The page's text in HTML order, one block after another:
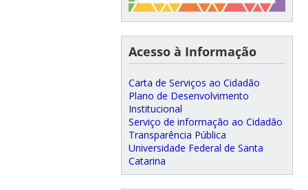
Acesso à Informação
Carta de Serviços ao Cidadão
Plano de Desenvolvimento
Institucional
Serviço de informação ao Cidadão
Transparência Pública
Universidade Federal de Santa
Catarina